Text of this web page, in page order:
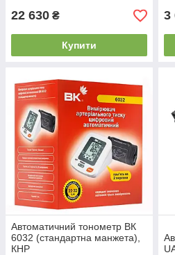
22 630 ₴
Купити
3
Автоматичний тонометр ВК
6032 (стандартна манжета),
КНР